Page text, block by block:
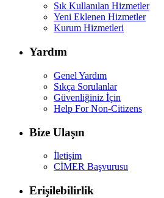
Sık Kullanılan Hizmetler
Yeni Eklenen Hizmetler
Kurum Hizmetleri
Yardım
Genel Yardım
Sıkça Sorulanlar
Güvenliğiniz İçin
Help For Non-Citizens
Bize Ulaşın
İletişim
CİMER Başvurusu
Erişilebilirlik